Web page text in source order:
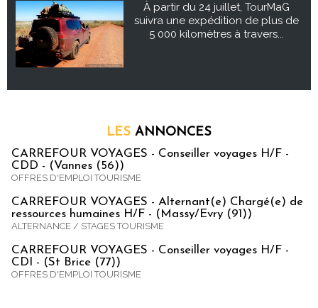
À partir du 24 juillet, TourMaG
suivra une expédition de plus de
5 000 kilomètres à travers...
LES ANNONCES
CARREFOUR VOYAGES - Conseiller voyages H/F -
CDD - (Vannes (56))
OFFRES D'EMPLOI TOURISME
CARREFOUR VOYAGES - Alternant(e) Chargé(e) de
ressources humaines H/F - (Massy/Evry (91))
ALTERNANCE / STAGES TOURISME
CARREFOUR VOYAGES - Conseiller voyages H/F -
CDI - (St Brice (77))
OFFRES D'EMPLOI TOURISME